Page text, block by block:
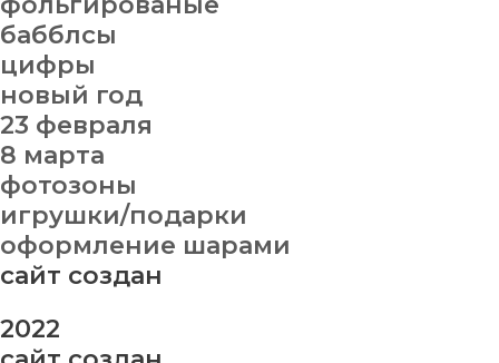
бабблсы
цифры
новый год
23 февраля
8 марта
фотозоны
игрушки/подарки
оформление шарами
сайт создан
2022